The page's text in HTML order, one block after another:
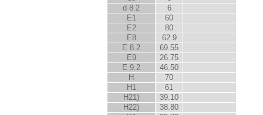
d 8.2
6
E1
60
E2
80
E8
62.9
E 8.2
69.55
E9
26.75
E 9.2
46.50
H
70
H1
61
H21)
39.10
H22)
38.80